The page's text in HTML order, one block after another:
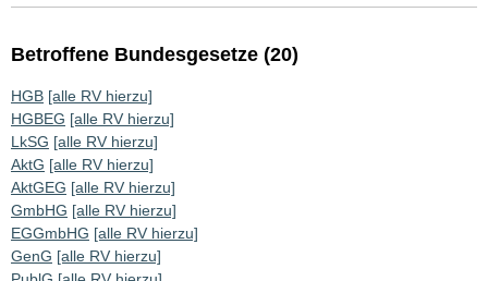
Betroffene Bundesgesetze (20)
HGB [alle RV hierzu]
HGBEG [alle RV hierzu]
LkSG [alle RV hierzu]
AktG [alle RV hierzu]
AktGEG [alle RV hierzu]
GmbHG [alle RV hierzu]
EGGmbHG [alle RV hierzu]
GenG [alle RV hierzu]